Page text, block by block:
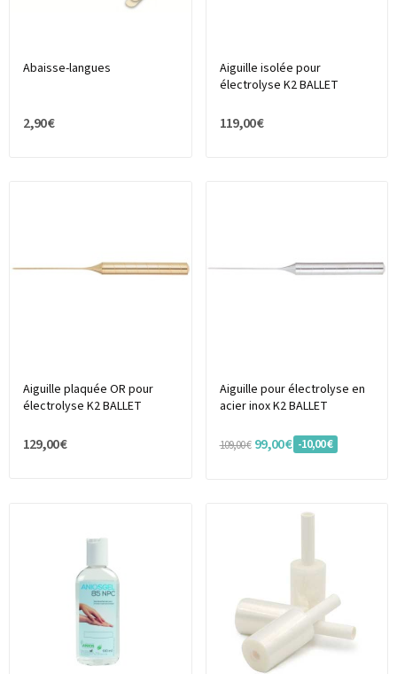
Abaisse-langues
2,90 €
Aiguille isolée pour
électrolyse K2 BALLET
119,00 €
Aiguille plaquée OR pour
électrolyse K2 BALLET
129,00 €
Aiguille pour électrolyse en
acier inox K2 BALLET
109,00 € 99,00 € -10,00 €